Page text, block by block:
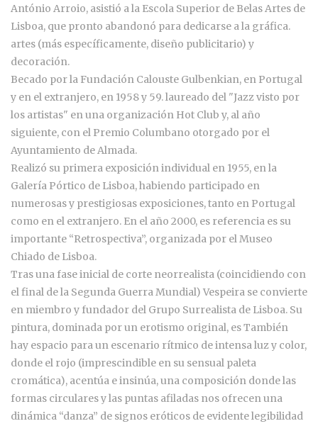
António Arroio, asistió a la Escola Superior de Belas Artes de
Lisboa, que pronto abandonó para dedicarse a la gráfica.
artes (más específicamente, diseño publicitario) y
decoración.
Becado por la Fundación Calouste Gulbenkian, en Portugal
y en el extranjero, en 1958 y 59. laureado del "Jazz visto por
los artistas" en una organización Hot Club y, al año
siguiente, con el Premio Columbano otorgado por el
Ayuntamiento de Almada.
Realizó su primera exposición individual en 1955, en la
Galería Pórtico de Lisboa, habiendo participado en
numerosas y prestigiosas exposiciones, tanto en Portugal
como en el extranjero. En el año 2000, es referencia es su
importante “Retrospectiva”, organizada por el Museo
Chiado de Lisboa.
Tras una fase inicial de corte neorrealista (coincidiendo con
el final de la Segunda Guerra Mundial) Vespeira se convierte
en miembro y fundador del Grupo Surrealista de Lisboa. Su
pintura, dominada por un erotismo original, es También
hay espacio para un escenario rítmico de intensa luz y color,
donde el rojo (imprescindible en su sensual paleta
cromática), acentúa e insinúa, una composición donde las
formas circulares y las puntas afiladas nos ofrecen una
dinámica “danza” de signos eróticos de evidente legibilidad